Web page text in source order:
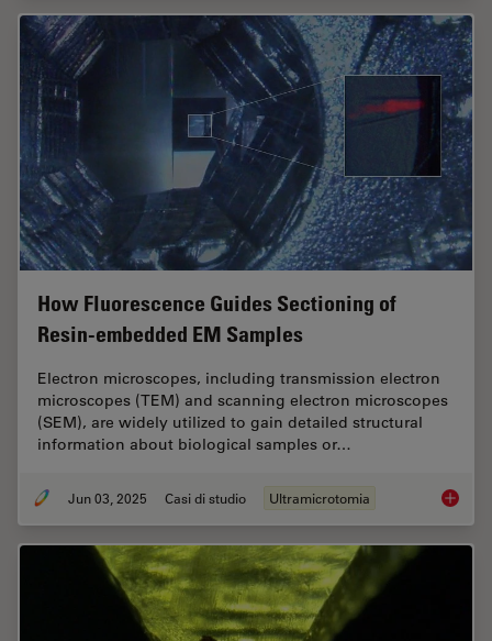
How Fluorescence Guides Sectioning of
Resin-embedded EM Samples
Electron microscopes, including transmission electron
microscopes (TEM) and scanning electron microscopes
(SEM), are widely utilized to gain detailed structural
information about biological samples or…
Jun 03, 2025 Casi di studio Ultramicrotomia How